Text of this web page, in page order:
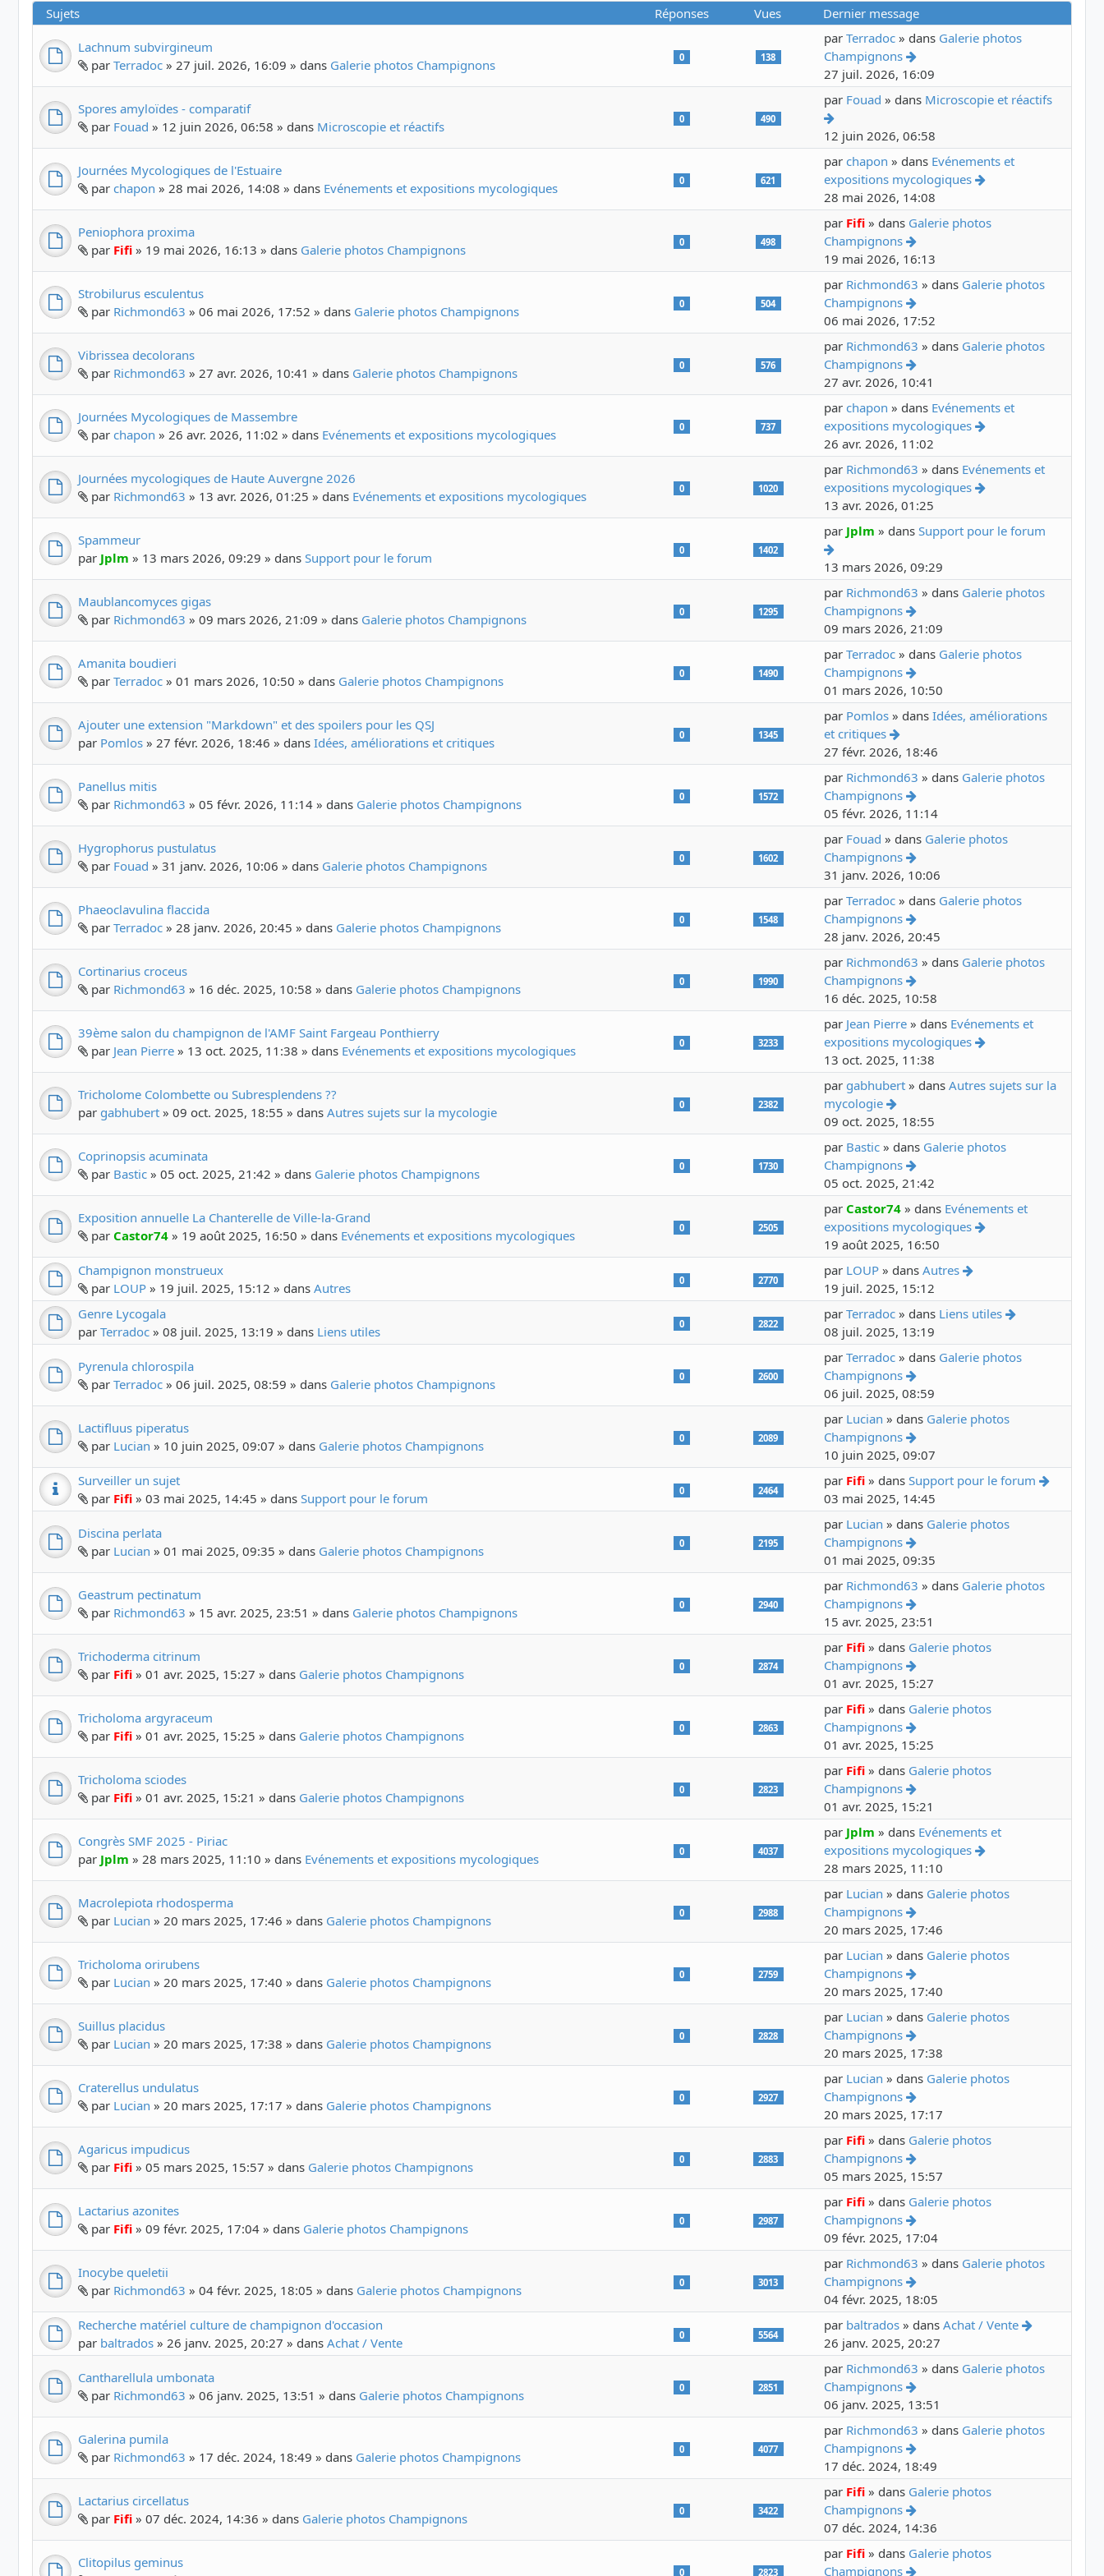
Sujets Réponses Vues Dernier message
Lachnum subvirgineum
par Terradoc » 27 juil. 2026, 16:09 » dans Galerie photos Champignons 0 138
par Terradoc» dans Galerie photos
Champignons
Voir le dernier message
27 juil. 2026, 16:09
Spores amyloïdes - comparatif
par Fouad » 12 juin 2026, 06:58 » dans Microscopie et réactifs 0 490
par Fouad » dans Microscopie et réactifs
Voir le dernier message
12 juin 2026, 06:58
Journées Mycologiques de l'Estuaire
par chapon » 28 mai 2026, 14:08 » dans Evénements et expositions mycologiques 0 621
par chapon » dans Evénements et
expositions mycologiques
Voir le dernier
28 mai 2026, 14:08
Peniophora proxima
par Fifi » 19 mai 2026, 16:13 » dans Galerie photos Champignons 0 498
par Fifi» dans Galerie photos
Champignons
Voir le dernier message
19 mai 2026, 16:13
Strobilurus esculentus
par Richmond63 » 06 mai 2026, 17:52 » dans Galerie photos Champignons 0 504
par Richmond63 » dans Galerie photos
Champignons
Voir le dernier message
06 mai 2026, 17:52
Vibrissea decolorans
par Richmond63 » 27 avr. 2026, 10:41 » dans Galerie photos Champignons 0 576
par Richmond63 » dans Galerie photos
Champignons
Voir le dernier message
27 avr. 2026, 10:41
Journées Mycologiques de Massembre
par chapon » 26 avr. 2026, 11:02 » dans Evénements et expositions mycologiques 0 737
par chapon » dans Evénements et
expositions mycologiques
Voir le dernier
26 avr. 2026, 11:02
Journées mycologiques de Haute Auvergne 2026
par Richmond63 » 13 avr. 2026, 01:25 » dans Evénements et expositions mycologiques 0 1020
par Richmond63 » dans Evénements et
expositions mycologiques
Voir le dernier
13 avr. 2026, 01:25
Spammeur
par Jplm » 13 mars 2026, 09:29 » dans Support pour le forum 0 1402
par Jplm » dans Support pour le forum
Voir le dernier message
13 mars 2026, 09:29
Maublancomyces gigas
par Richmond63 » 09 mars 2026, 21:09 » dans Galerie photos Champignons 0 1295
par Richmond63 » dans Galerie photos
Champignons
Voir le dernier message
09 mars 2026, 21:09
Amanita boudieri
par Terradoc » 01 mars 2026, 10:50 » dans Galerie photos Champignons 0 1490
par Terradoc» dans Galerie photos
Champignons
Voir le dernier message
01 mars 2026, 10:50
Ajouter une extension "Markdown" et des spoilers pour les QSJ
par Pomlos » 27 févr. 2026, 18:46 » dans Idées, améliorations et critiques 0 1345
par Pomlos» dans Idées, améliorations
et critiques
Voir le dernier message
27 févr. 2026, 18:46
Panellus mitis
par Richmond63 » 05 févr. 2026, 11:14 » dans Galerie photos Champignons 0 1572
par Richmond63 » dans Galerie photos
Champignons
Voir le dernier message
05 févr. 2026, 11:14
Hygrophorus pustulatus
par Fouad » 31 janv. 2026, 10:06 » dans Galerie photos Champignons 0 1602
par Fouad » dans Galerie photos
Champignons
Voir le dernier message
31 janv. 2026, 10:06
Phaeoclavulina flaccida
par Terradoc » 28 janv. 2026, 20:45 » dans Galerie photos Champignons 0 1548
par Terradoc» dans Galerie photos
Champignons
Voir le dernier message
28 janv. 2026, 20:45
Cortinarius croceus
par Richmond63 » 16 déc. 2025, 10:58 » dans Galerie photos Champignons 0 1990
par Richmond63 » dans Galerie photos
Champignons
Voir le dernier message
16 déc. 2025, 10:58
39ème salon du champignon de l'AMF Saint Fargeau Ponthierry
par Jean Pierre » 13 oct. 2025, 11:38 » dans Evénements et expositions mycologiques 0 3233
par Jean Pierre» dans Evénements et
expositions mycologiques
Voir le dernier
13 oct. 2025, 11:38
Tricholome Colombette ou Subresplendens ??
par gabhubert » 09 oct. 2025, 18:55 » dans Autres sujets sur la mycologie 0 2382
par gabhubert» dans Autres sujets sur la
mycologie
Voir le dernier message
09 oct. 2025, 18:55
Coprinopsis acuminata
par Bastic » 05 oct. 2025, 21:42 » dans Galerie photos Champignons 0 1730
par Bastic» dans Galerie photos
Champignons
Voir le dernier message
05 oct. 2025, 21:42
Exposition annuelle La Chanterelle de Ville-la-Grand
par Castor74 » 19 août 2025, 16:50 » dans Evénements et expositions mycologiques 0 2505
par Castor74» dans Evénements et
expositions mycologiques
Voir le dernier
19 août 2025, 16:50
Champignon monstrueux
par LOUP » 19 juil. 2025, 15:12 » dans Autres 0 2770
par LOUP» dans Autres
Voir le dernier
19 juil. 2025, 15:12
Genre Lycogala
par Terradoc » 08 juil. 2025, 13:19 » dans Liens utiles 0 2822
par Terradoc» dans Liens utiles
Voir le dernier
08 juil. 2025, 13:19
Pyrenula chlorospila
par Terradoc » 06 juil. 2025, 08:59 » dans Galerie photos Champignons 0 2600
par Terradoc» dans Galerie photos
Champignons
Voir le dernier message
06 juil. 2025, 08:59
Lactifluus piperatus
par Lucian » 10 juin 2025, 09:07 » dans Galerie photos Champignons 0 2089
par Lucian » dans Galerie photos
Champignons
Voir le dernier message
10 juin 2025, 09:07
Surveiller un sujet
par Fifi » 03 mai 2025, 14:45 » dans Support pour le forum 0 2464
par Fifi» dans Support pour le forum
Voir le
03 mai 2025, 14:45
Discina perlata
par Lucian » 01 mai 2025, 09:35 » dans Galerie photos Champignons 0 2195
par Lucian » dans Galerie photos
Champignons
Voir le dernier message
01 mai 2025, 09:35
Geastrum pectinatum
par Richmond63 » 15 avr. 2025, 23:51 » dans Galerie photos Champignons 0 2940
par Richmond63 » dans Galerie photos
Champignons
Voir le dernier message
15 avr. 2025, 23:51
Trichoderma citrinum
par Fifi » 01 avr. 2025, 15:27 » dans Galerie photos Champignons 0 2874
par Fifi» dans Galerie photos
Champignons
Voir le dernier message
01 avr. 2025, 15:27
Tricholoma argyraceum
par Fifi » 01 avr. 2025, 15:25 » dans Galerie photos Champignons 0 2863
par Fifi» dans Galerie photos
Champignons
Voir le dernier message
01 avr. 2025, 15:25
Tricholoma sciodes
par Fifi » 01 avr. 2025, 15:21 » dans Galerie photos Champignons 0 2823
par Fifi» dans Galerie photos
Champignons
Voir le dernier message
01 avr. 2025, 15:21
Congrès SMF 2025 - Piriac
par Jplm » 28 mars 2025, 11:10 » dans Evénements et expositions mycologiques 0 4037
par Jplm » dans Evénements et
expositions mycologiques
Voir le dernier
28 mars 2025, 11:10
Macrolepiota rhodosperma
par Lucian » 20 mars 2025, 17:46 » dans Galerie photos Champignons 0 2988
par Lucian » dans Galerie photos
Champignons
Voir le dernier message
20 mars 2025, 17:46
Tricholoma orirubens
par Lucian » 20 mars 2025, 17:40 » dans Galerie photos Champignons 0 2759
par Lucian » dans Galerie photos
Champignons
Voir le dernier message
20 mars 2025, 17:40
Suillus placidus
par Lucian » 20 mars 2025, 17:38 » dans Galerie photos Champignons 0 2828
par Lucian » dans Galerie photos
Champignons
Voir le dernier message
20 mars 2025, 17:38
Craterellus undulatus
par Lucian » 20 mars 2025, 17:17 » dans Galerie photos Champignons 0 2927
par Lucian » dans Galerie photos
Champignons
Voir le dernier message
20 mars 2025, 17:17
Agaricus impudicus
par Fifi » 05 mars 2025, 15:57 » dans Galerie photos Champignons 0 2883
par Fifi» dans Galerie photos
Champignons
Voir le dernier message
05 mars 2025, 15:57
Lactarius azonites
par Fifi » 09 févr. 2025, 17:04 » dans Galerie photos Champignons 0 2987
par Fifi» dans Galerie photos
Champignons
Voir le dernier message
09 févr. 2025, 17:04
Inocybe queletii
par Richmond63 » 04 févr. 2025, 18:05 » dans Galerie photos Champignons 0 3013
par Richmond63 » dans Galerie photos
Champignons
Voir le dernier message
04 févr. 2025, 18:05
Recherche matériel culture de champignon d'occasion
par baltrados » 26 janv. 2025, 20:27 » dans Achat / Vente 0 5564
par baltrados» dans Achat / Vente
Voir le
26 janv. 2025, 20:27
Cantharellula umbonata
par Richmond63 » 06 janv. 2025, 13:51 » dans Galerie photos Champignons 0 2851
par Richmond63 » dans Galerie photos
Champignons
Voir le dernier message
06 janv. 2025, 13:51
Galerina pumila
par Richmond63 » 17 déc. 2024, 18:49 » dans Galerie photos Champignons 0 4077
par Richmond63 » dans Galerie photos
Champignons
Voir le dernier message
17 déc. 2024, 18:49
Lactarius circellatus
par Fifi » 07 déc. 2024, 14:36 » dans Galerie photos Champignons 0 3422
par Fifi» dans Galerie photos
Champignons
Voir le dernier message
07 déc. 2024, 14:36
Clitopilus geminus
0 2823
par Fifi» dans Galerie photos
Champignons
Voir le dernier message